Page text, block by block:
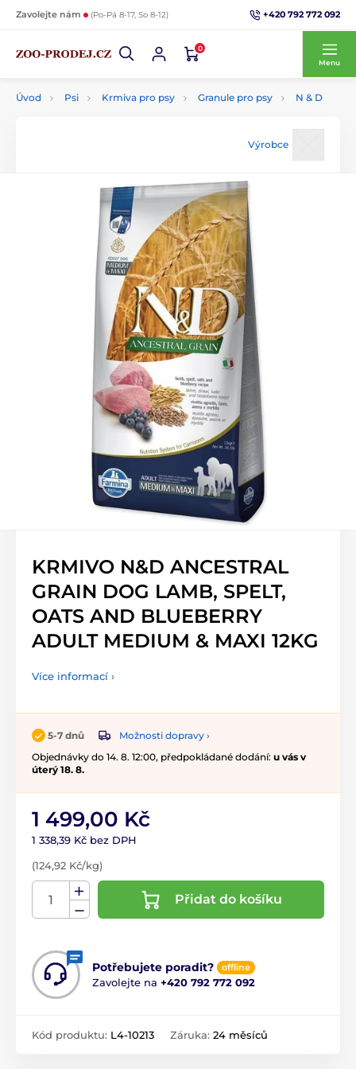
Zavolejte nám (Po-Pá 8-17, So 8-12) +420 792 772 092
0
Menu
Úvod Psi Krmiva pro psy Granule pro psy N & D
Výrobce
KRMIVO N&D ANCESTRAL
GRAIN DOG LAMB, SPELT,
OATS AND BLUEBERRY
ADULT MEDIUM & MAXI 12KG
Více informací ›
5-7 dnů
Možnosti dopravy ›
Objednávky do 14. 8. 12:00, předpokládané dodání: u vás v
úterý 18. 8.
1 499,00 Kč
1 338,39 Kč bez DPH
(124,92 Kč/kg)
Přidat do košíku
Potřebujete poradit? offline
Zavolejte na +420 792 772 092
Kód produktu: L4-10213 Záruka: 24 měsíců